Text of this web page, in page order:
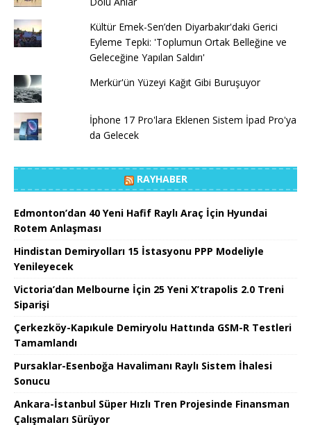
Kültür Emek-Sen’den Diyarbakır'daki Gerici
Eyleme Tepki: 'Toplumun Ortak Belleğine ve
Geleceğine Yapılan Saldırı'
Merkür'ün Yüzeyi Kağıt Gibi Buruşuyor
İphone 17 Pro'lara Eklenen Sistem İpad Pro'ya
da Gelecek
RAYHABER
Edmonton’dan 40 Yeni Hafif Raylı Araç İçin Hyundai
Rotem Anlaşması
Hindistan Demiryolları 15 İstasyonu PPP Modeliyle
Yenileyecek
Victoria’dan Melbourne İçin 25 Yeni X’trapolis 2.0 Treni
Siparişi
Çerkezköy-Kapıkule Demiryolu Hattında GSM-R Testleri
Tamamlandı
Pursaklar-Esenboğa Havalimanı Raylı Sistem İhalesi
Sonucu
Ankara-İstanbul Süper Hızlı Tren Projesinde Finansman
Çalışmaları Sürüyor